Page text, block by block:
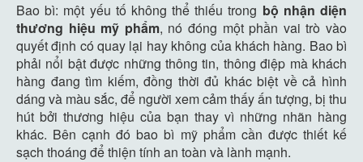
Bao bì: một yếu tố không thể thiếu trong bộ nhận diện
thương hiệu mỹ phẩm, nó đóng một phần vai trò vào
quyết định có quay lại hay không của khách hàng. Bao bì
phải nổi bật được những thông tin, thông điệp mà khách
hàng đang tìm kiếm, đồng thời đủ khác biệt về cả hình
dáng và màu sắc, để người xem cảm thấy ấn tượng, bị thu
hút bởi thương hiệu của bạn thay vì những nhãn hàng
khác. Bên cạnh đó bao bì mỹ phẩm cần được thiết kế
sạch thoáng để thiện tính an toàn và lành mạnh.